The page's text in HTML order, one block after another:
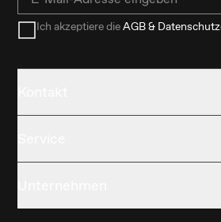
Ich akzeptiere dieAGB &